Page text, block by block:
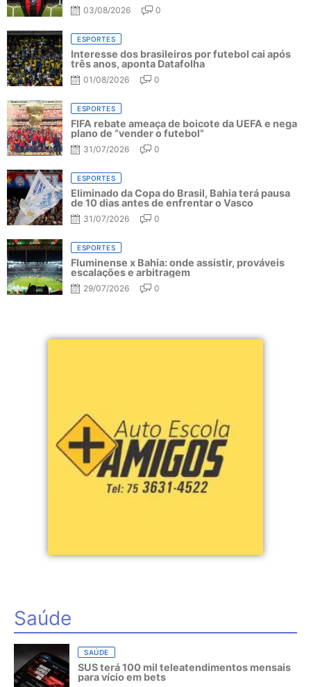
03/08/2026 0
ESPORTES
Interesse dos brasileiros por futebol cai após
três anos, aponta Datafolha
01/08/2026 0
ESPORTES
FIFA rebate ameaça de boicote da UEFA e nega
plano de “vender o futebol”
31/07/2026 0
ESPORTES
Eliminado da Copa do Brasil, Bahia terá pausa
de 10 dias antes de enfrentar o Vasco
31/07/2026 0
ESPORTES
Fluminense x Bahia: onde assistir, prováveis
escalações e arbitragem
29/07/2026 0
Saúde
SAÚDE
SUS terá 100 mil teleatendimentos mensais
para vício em bets